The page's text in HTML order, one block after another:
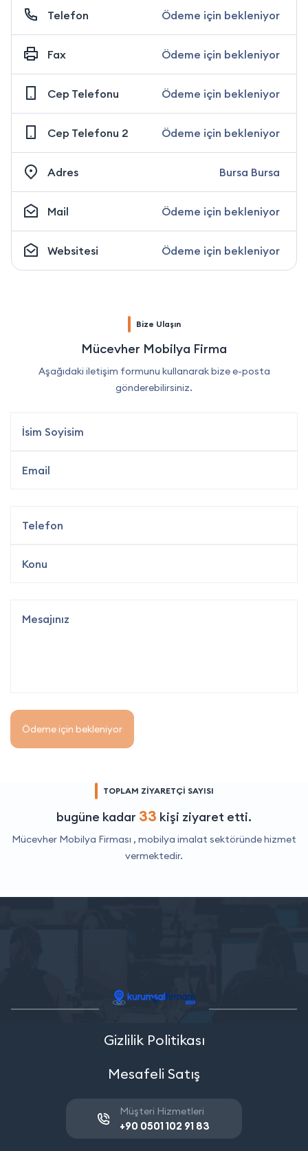
Telefon Ödeme için bekleniyor
Fax Ödeme için bekleniyor
Cep Telefonu Ödeme için bekleniyor
Cep Telefonu 2 Ödeme için bekleniyor
Adres Bursa Bursa
Mail Ödeme için bekleniyor
Websitesi Ödeme için bekleniyor
Bize Ulaşın
Mücevher Mobilya Firma
Aşağıdaki iletişim formunu kullanarak bize e-posta
gönderebilirsiniz.
Ödeme için bekleniyor
TOPLAM ZİYARETÇİ SAYISI
bugüne kadar 33 kişi ziyaret etti.
Mücevher Mobilya Firması , mobilya imalat sektöründe hizmet
vermektedir.
Gizlilik Politikası
Mesafeli Satış
Müşteri Hizmetleri
+90 0501 102 91 83